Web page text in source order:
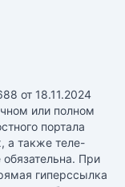
от 18.11.2024
или полном
портала
а также теле-
При
гиперссылка